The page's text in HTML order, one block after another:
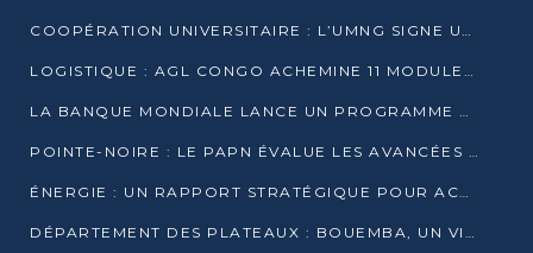
COOPÉRATION UNIVERSITAIRE : L’UMNG SIGNE UN ACCORD STRATÉGIQUE AVEC L’UNIVERSITÉ HAINAN EN CHINE
LOGISTIQUE : AGL CONGO ACHEMINE 11 MODULES GÉANTS JUSQU’À BRAZZAVILLE
LA BANQUE MONDIALE LANCE UN PROGRAMME DE 394 MILLIONS DE DOLLARS POUR LE BASSIN DU CONGO
POINTE-NOIRE : LE PAPN ÉVALUE LES AVANCÉES DU MÔLE EST
ÉNERGIE : UN RAPPORT STRATÉGIQUE POUR ACCÉLÉRER LA TRANSITION AU CONGO
DÉPARTEMENT DES PLATEAUX : BOUEMBA, UN VIVIER ÉCONOMIQUE PRÊT À EXPLOSER